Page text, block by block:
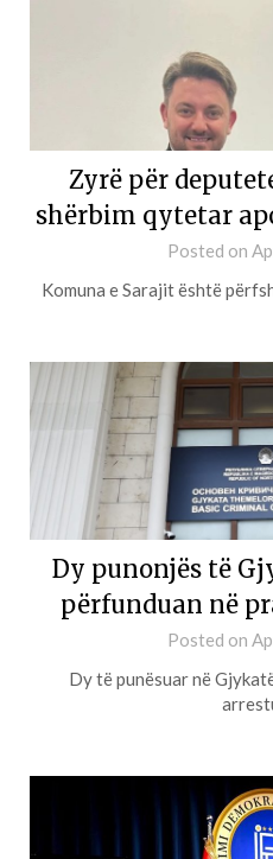
Zyrë për
shërbim qytetar
Posted on
Komuna e Sarajit është
Dy punonjës të
përfunduan në
Posted on
Dy të punësuar në